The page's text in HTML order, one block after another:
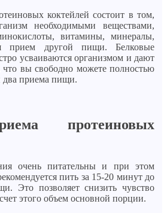
коктейлей состоит в том,
необходимыми веществами,
витамины, минералы,
прием другой пищи. Белковые
усваиваются организмом и дают
что вы свободно можете полностью
два приема пищи.
протеиновых
очень питательны и при этом
пить за 15-20 минут до
Это позволяет снизить чувство
этого объем основной порции.